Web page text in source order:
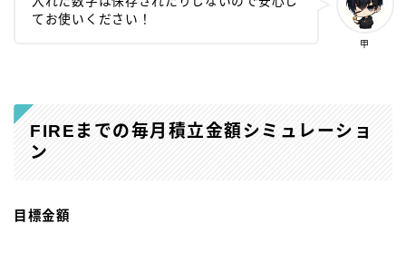
甲
てお使いください！
FIREまでの毎月積立金額シミュレーショ
ン
目標金額